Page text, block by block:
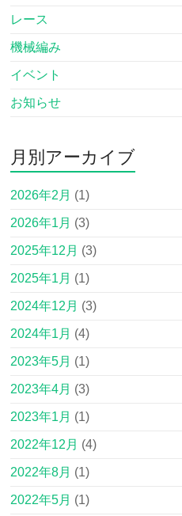
レース
機械編み
イベント
お知らせ
月別アーカイブ
2026年2月 (1)
2026年1月 (3)
2025年12月 (3)
2025年1月 (1)
2024年12月 (3)
2024年1月 (4)
2023年5月 (1)
2023年4月 (3)
2023年1月 (1)
2022年12月 (4)
2022年8月 (1)
2022年5月 (1)